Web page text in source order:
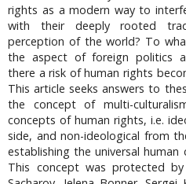
rights as a modern way to
with their deeply rooted
perception of the world? To
the aspect of foreign politics
there a risk of human rights
This article seeks answers to
the concept of multi-
concepts of human rights, i.e.
side, and non-ideological from
establishing the universal
This concept was protected